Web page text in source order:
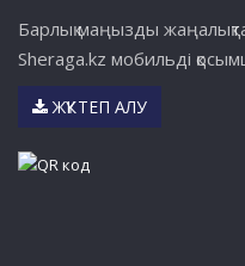
Барлық маңызды
Sheraga.kz мобильді
ЖҮКТЕП АЛУ